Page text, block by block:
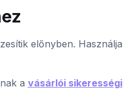
előnyben. Használja
a vásárlói sikerességi